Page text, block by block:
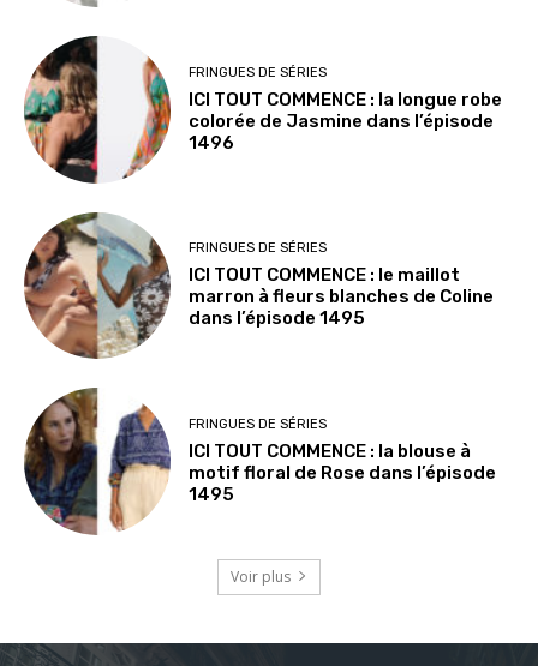
FRINGUES DE SÉRIES
ICI TOUT COMMENCE : la longue robe
colorée de Jasmine dans l’épisode
1496
FRINGUES DE SÉRIES
ICI TOUT COMMENCE : le maillot
marron à fleurs blanches de Coline
dans l’épisode 1495
FRINGUES DE SÉRIES
ICI TOUT COMMENCE : la blouse à
motif floral de Rose dans l’épisode
1495
Voir plus